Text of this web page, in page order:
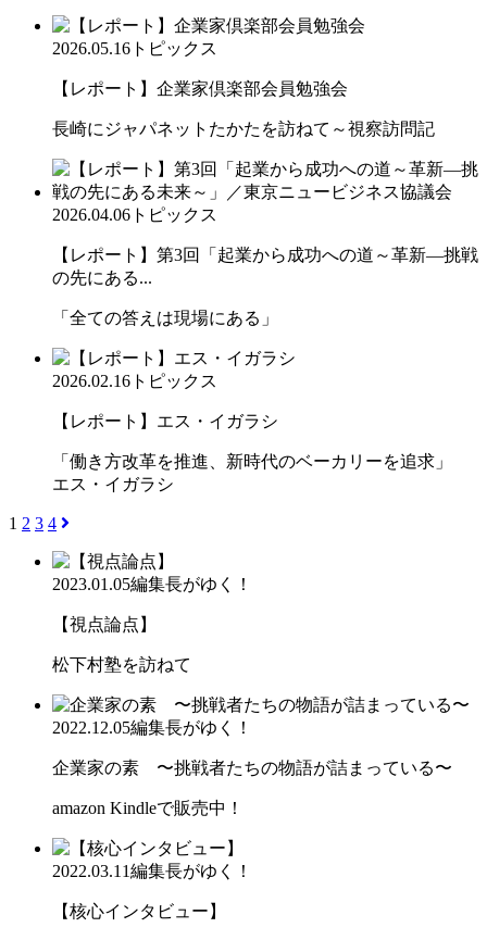
2026.05.16 トピックス
【レポート】企業家倶楽部会員勉強会
長崎にジャパネットたかたを訪ねて～視察訪問記
2026.04.06 トピックス
【レポート】第3回「起業から成功への道～革新―挑戦
の先にある...
「全ての答えは現場にある」
2026.02.16 トピックス
【レポート】エス・イガラシ
「働き方改革を推進、新時代のベーカリーを追求」
エス・イガラシ
1 2 3 4
2023.01.05編集長がゆく！
【視点論点】
松下村塾を訪ねて
2022.12.05編集長がゆく！
企業家の素 〜挑戦者たちの物語が詰まっている〜
amazon Kindleで販売中！
2022.03.11編集長がゆく！
【核心インタビュー】